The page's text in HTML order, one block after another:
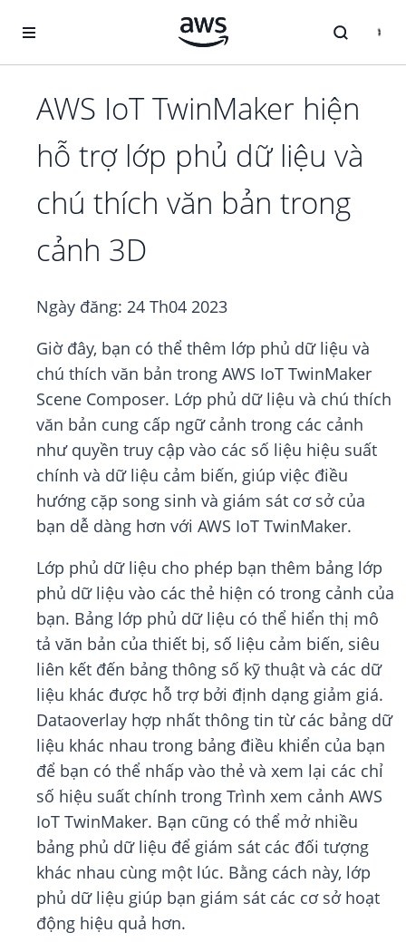
AWS IoT TwinMaker hiện
hỗ trợ lớp phủ dữ liệu và
chú thích văn bản trong
cảnh 3D
Ngày đăng: 24 Th04 2023
Giờ đây, bạn có thể thêm lớp phủ dữ liệu và
chú thích văn bản trong AWS IoT TwinMaker
Scene Composer. Lớp phủ dữ liệu và chú thích
văn bản cung cấp ngữ cảnh trong các cảnh
như quyền truy cập vào các số liệu hiệu suất
chính và dữ liệu cảm biến, giúp việc điều
hướng cặp song sinh và giám sát cơ sở của
bạn dễ dàng hơn với AWS IoT TwinMaker.
Lớp phủ dữ liệu cho phép bạn thêm bảng lớp
phủ dữ liệu vào các thẻ hiện có trong cảnh của
bạn. Bảng lớp phủ dữ liệu có thể hiển thị mô
tả văn bản của thiết bị, số liệu cảm biến, siêu
liên kết đến bảng thông số kỹ thuật và các dữ
liệu khác được hỗ trợ bởi định dạng giảm giá.
Dataoverlay hợp nhất thông tin từ các bảng dữ
liệu khác nhau trong bảng điều khiển của bạn
để bạn có thể nhấp vào thẻ và xem lại các chỉ
số hiệu suất chính trong Trình xem cảnh AWS
IoT TwinMaker. Bạn cũng có thể mở nhiều
bảng phủ dữ liệu để giám sát các đối tượng
khác nhau cùng một lúc. Bằng cách này, lớp
phủ dữ liệu giúp bạn giám sát các cơ sở hoạt
động hiệu quả hơn.